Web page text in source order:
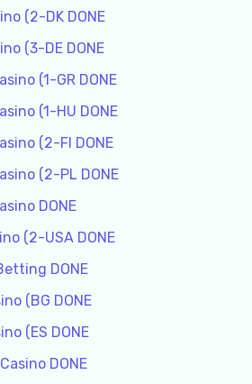
(2-DK DONE
(3-DE DONE
(1-GR DONE
(1-HU DONE
(2-FI DONE
(2-PL DONE
DONE
(2-USA DONE
DONE
(BG DONE
(ES DONE
DONE